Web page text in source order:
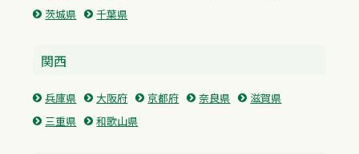
茨城県
千葉県
関西
兵庫県 大阪府 京都府 奈良県
滋賀県
三重県
和歌山県